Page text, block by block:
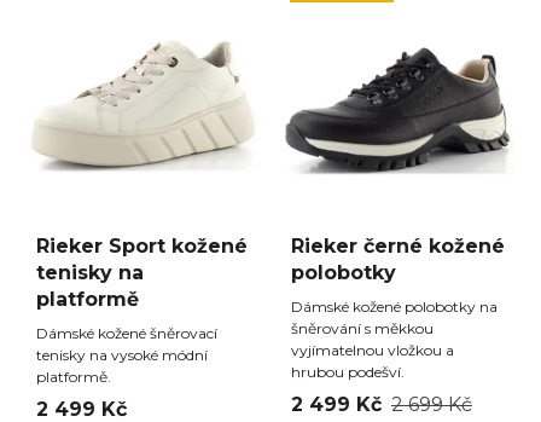
Rieker Sport kožené
tenisky na
platformě
Dámské kožené šněrovací
tenisky na vysoké módní
platformě.
2 499 Kč
Rieker černé kožené
polobotky
Dámské kožené polobotky na
šněrování s měkkou
vyjímatelnou vložkou a
hrubou podešví.
2 499 Kč 2 699 Kč